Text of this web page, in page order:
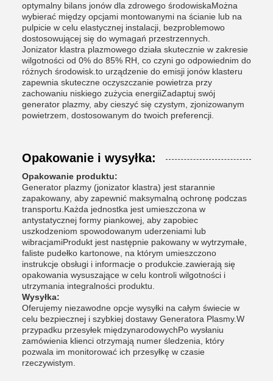
optymalny bilans jonów dla zdrowego środowiskaMożna
wybierać między opcjami montowanymi na ścianie lub na
pulpicie w celu elastycznej instalacji, bezproblemowo
dostosowującej się do wymagań przestrzennych.
Jonizator klastra plazmowego działa skutecznie w zakresie
wilgotności od 0% do 85% RH, co czyni go odpowiednim do
różnych środowisk.to urządzenie do emisji jonów klasteru
zapewnia skuteczne oczyszczanie powietrza przy
zachowaniu niskiego zużycia energiiZadaptuj swój
generator plazmy, aby cieszyć się czystym, zjonizowanym
powietrzem, dostosowanym do twoich preferencji.
Opakowanie i wysyłka:
Opakowanie produktu:
Generator plazmy (jonizator klastra) jest starannie
zapakowany, aby zapewnić maksymalną ochronę podczas
transportu.Każda jednostka jest umieszczona w
antystatycznej formy piankowej, aby zapobiec
uszkodzeniom spowodowanym uderzeniami lub
wibracjamiProdukt jest następnie pakowany w wytrzymałe,
faliste pudełko kartonowe, na którym umieszczono
instrukcje obsługi i informacje o produkcie.zawierają się
opakowania wysuszające w celu kontroli wilgotności i
utrzymania integralności produktu.
Wysyłka:
Oferujemy niezawodne opcje wysyłki na całym świecie w
celu bezpiecznej i szybkiej dostawy Generatora Plasmy.W
przypadku przesyłek międzynarodowychPo wysłaniu
zamówienia klienci otrzymają numer śledzenia, który
pozwala im monitorować ich przesyłkę w czasie
rzeczywistym.